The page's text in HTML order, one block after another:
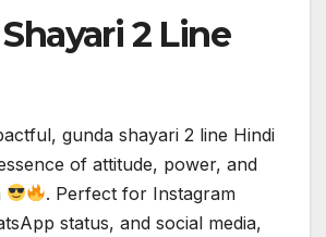
2 Line
gunda shayari 2 line Hindi
of attitude, power, and
. Perfect for Instagram
status, and social media,